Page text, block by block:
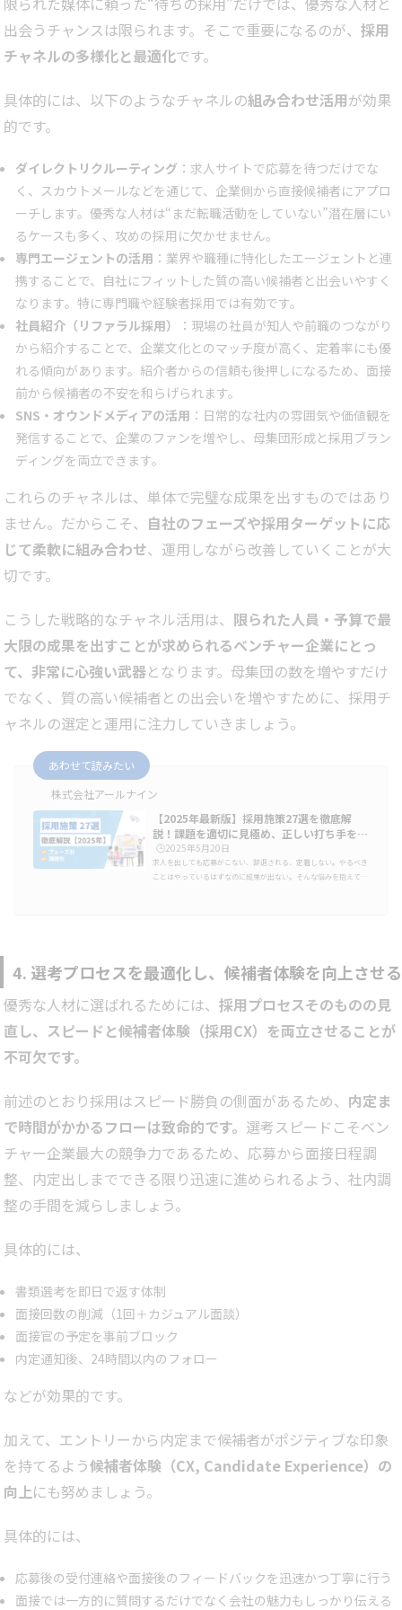
出会うチャンスは限られます。そこで重要になるのが、 採用
チャネルの多様化と最適化です。
具体的には、以下のようなチャネルの組み合わせ活用が効果
的です。
ダイレクトリクルーティング ：求人サイトで応募を待つだけでな
く、スカウトメールなどを通じて、企業側から直接候補者にアプロ
ーチします。優秀な人材は“まだ転職活動をしていない”潜在層にい
るケースも多く、攻めの採用に欠かせません。
専門エージェントの活用 ：業界や職種に特化したエージェントと連
携することで、自社にフィットした質の高い候補者と出会いやすく
なります。特に専門職や経験者採用では有効です。
社員紹介（リファラル採用）
：現場の社員が知人や前職のつながり
から紹介することで、企業文化とのマッチ度が高く、定着率にも優
れる傾向があります。紹介者からの信頼も後押しになるため、面接
前から候補者の不安を和らげられます。
SNS・オウンドメディアの活用 ：日常的な社内の雰囲気や価値観を
発信することで、企業のファンを増やし、母集団形成と採用ブラン
ディングを両立できます。
これらのチャネルは、単体で完璧な成果を出すものではあり
ません。だからこそ、 自社のフェーズや採用ターゲットに応
じて柔軟に組み合わせ、運用しながら改善していくことが大
切です。
こうした戦略的なチャネル活用は、 限られた人員・予算で最
大限の成果を出すことが求められるベンチャー企業にとっ
て、非常に心強い武器となります。母集団の数を増やすだけ
でなく、質の高い候補者との出会いを増やすために、採用チ
ャネルの選定と運用に注力していきましょう。
あわせて読みたい
株式会社アールナイン
【2025年最新版】採用施策27選を徹底解
説！課題を適切に見極め、正しい打ち手を選
ぶ
🕒️2025年5月20日
求人を出しても応募がこない、辞退される、定着しない。やるべき
ことはやっているはずなのに成果が出ない。そんな悩みを抱えてい
っと新しい施策はないか…
4. 選考プロセスを最適化し、候補者体験を向上させる
優秀な人材に選ばれるためには、 採用プロセスそのものの見
直し、スピードと候補者体験（採用CX）を両立させることが
不可欠です。
前述のとおり採用はスピード勝負の側面があるため、 内定ま
で時間がかかるフローは致命的です。 選考スピードこそベン
チャー企業最大の競争力であるため、応募から面接日程調
整、内定出しまでできる限り迅速に進められるよう、社内調
整の手間を減らしましょう。
具体的には、
書類選考を即日で返す体制
面接回数の削減（1回＋カジュアル面談）
面接官の予定を事前ブロック
内定通知後、24時間以内のフォロー
などが効果的です。
加えて、エントリーから内定まで候補者がポジティブな印象
を持てるよう候補者体験（CX, Candidate Experience）の
向上にも努めましょう。
具体的には、
応募後の受付連絡や面接後のフィードバックを迅速かつ丁寧に行う
面接では一方的に質問するだけでなく会社の魅力もしっかり伝える